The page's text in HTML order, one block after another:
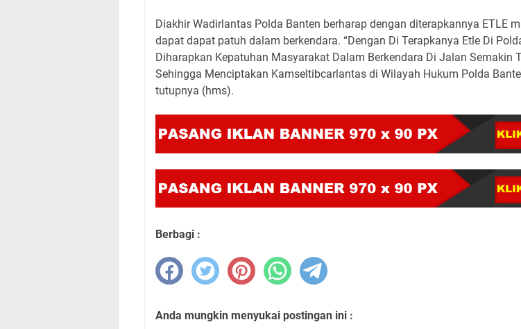
Diakhir Wadirlantas Polda Banten berharap dengan diterapkannya ETLE
dapat dapat patuh dalam berkendara. “Dengan Di Terapkanya Etle Di
Diharapkan Kepatuhan Masyarakat Dalam Berkendara Di Jalan Semakin
Sehingga Menciptakan Kamseltibcarlantas di Wilayah Hukum Polda
tutupnya (hms).
Berbagi :
Anda mungkin menyukai postingan ini :